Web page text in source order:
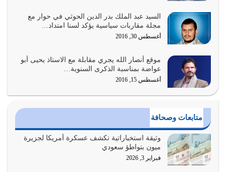
أبرز أسباب الشقاء هو الإعراض عن ذكر الله وعن هدى الله
المتمثل في القرآن الكريم
يوليو 31, 2026
أولياء الشيطان كلما كانوا أكثر ولاءً وطاعة للشيطان كلما كانوا
أكثر ضعفاً
يوليو 30, 2026
وعد الله تعالى من يُقتل في سبيله بالحياة الأبدية والرزق
والاستبشار والنجاة والخلود في…
يوليو 29, 2026
القرآن الكريم هو أهم مصدر لمعرفة رسول الله معرفة سيرته
معرفة شخصيته معرفة عظمته
السيد عبد الملك بدر الدين الحوثي في حوار مع
مجلة مقاربات سياسية يؤكد لسنا امتداد…
أغسطس 30, 2016
موقع أنصار الله يجري مقابلة مع الاستاذ يحيى أبو
عواضة بمناسبة الذكرى السنوية…
أغسطس 15, 2016
متابعات وصحافة
وثيقة استخباراتية تكشف عسكرة أمريكا لجزيرة
ميون بتواطؤ سعودي
فبراير 3, 2026